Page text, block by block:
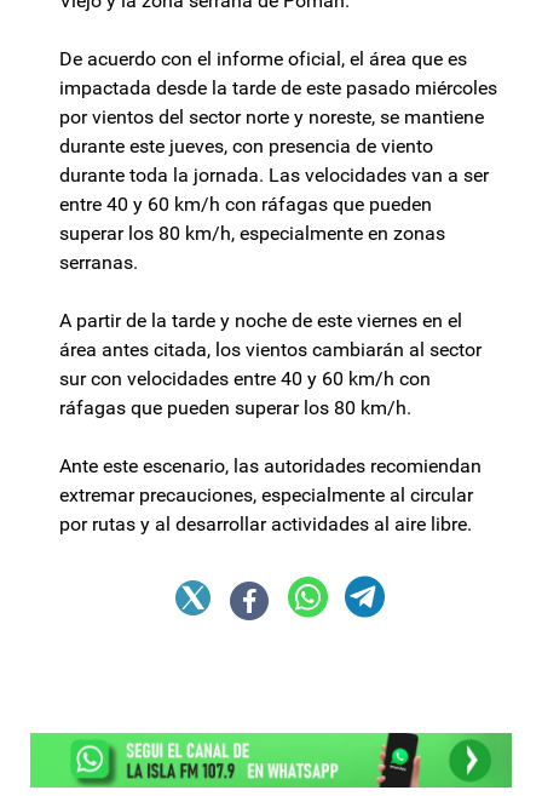
De acuerdo con el informe oficial, el área que es
impactada desde la tarde de este pasado miércoles
por vientos del sector norte y noreste, se mantiene
durante este jueves, con presencia de viento
durante toda la jornada. Las velocidades van a ser
entre 40 y 60 km/h con ráfagas que pueden
superar los 80 km/h, especialmente en zonas
serranas.
A partir de la tarde y noche de este viernes en el
área antes citada, los vientos cambiarán al sector
sur con velocidades entre 40 y 60 km/h con
ráfagas que pueden superar los 80 km/h.
Ante este escenario, las autoridades recomiendan
extremar precauciones, especialmente al circular
por rutas y al desarrollar actividades al aire libre.